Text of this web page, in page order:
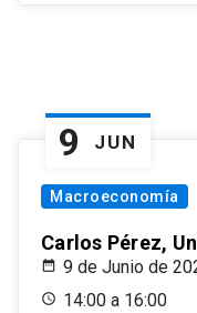
9 JUN
Macroeconomía
Carlos Pérez,
9 de Junio de
14:00 a 16:00